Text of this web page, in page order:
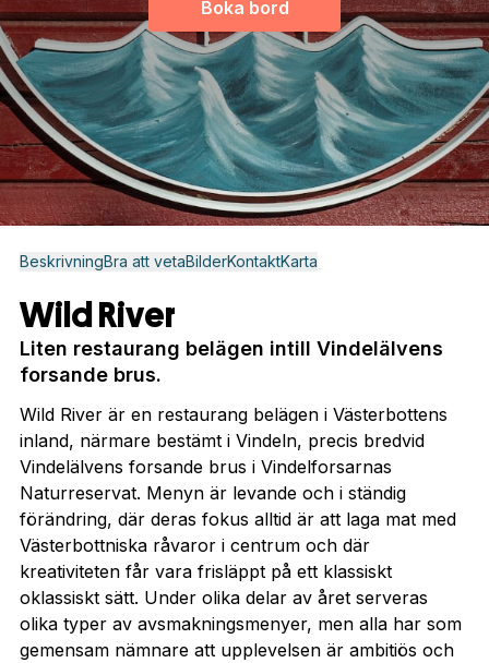
Boka bord
BeskrivningBra att vetaBilderKontaktKarta
Wild River
Liten restaurang belägen intill Vindelälvens
forsande brus.
Wild River är en restaurang belägen i Västerbottens
inland, närmare bestämt i Vindeln, precis bredvid
Vindelälvens forsande brus i Vindelforsarnas
Naturreservat. Menyn är levande och i ständig
förändring, där deras fokus alltid är att laga mat med
Västerbottniska råvaror i centrum och där
kreativiteten får vara frisläppt på ett klassiskt
oklassiskt sätt. Under olika delar av året serveras
olika typer av avsmakningsmenyer, men alla har som
gemensam nämnare att upplevelsen är ambitiös och